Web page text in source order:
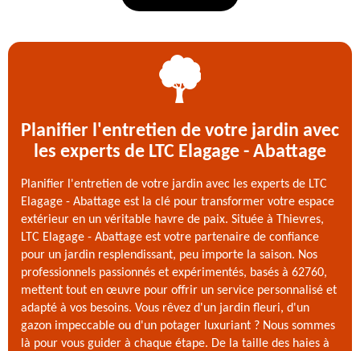
Planifier l'entretien de votre jardin avec
les experts de LTC Elagage - Abattage
Planifier l'entretien de votre jardin avec les experts de LTC
Elagage - Abattage est la clé pour transformer votre espace
extérieur en un véritable havre de paix. Située à Thievres,
LTC Elagage - Abattage est votre partenaire de confiance
pour un jardin resplendissant, peu importe la saison. Nos
professionnels passionnés et expérimentés, basés à 62760,
mettent tout en œuvre pour offrir un service personnalisé et
adapté à vos besoins. Vous rêvez d'un jardin fleuri, d'un
gazon impeccable ou d'un potager luxuriant ? Nous sommes
là pour vous guider à chaque étape. De la taille des haies à